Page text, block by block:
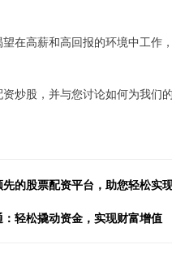
在高薪和高回报的环境中工作
炒股，并与您讨论如何为我们
的股票配资平台，助您轻松实
轻松撬动资金，实现财富增值